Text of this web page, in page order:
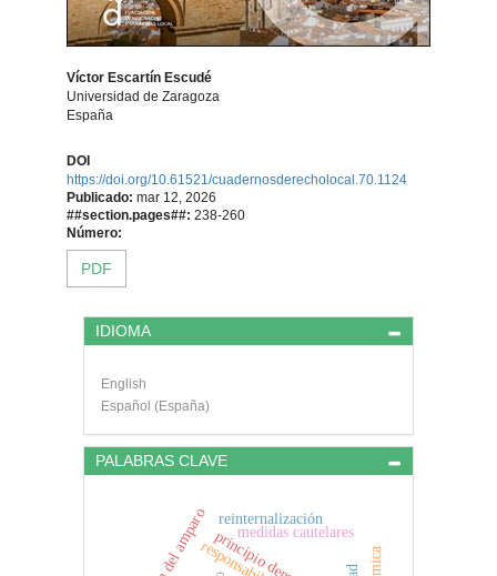
Víctor Escartín Escudé
Universidad de Zaragoza
España
Contenido
principal
del
artículo
DOI
https://doi.org/10.61521/cuadernosderecholocal.70.1124
Publicado: mar 12, 2026
##section.pages##: 238-260
Número:
PDF
Detalles
del
artículo
IDIOMA
English
Español (España)
PALABRAS CLAVE
medidas cautelares
reinternalización